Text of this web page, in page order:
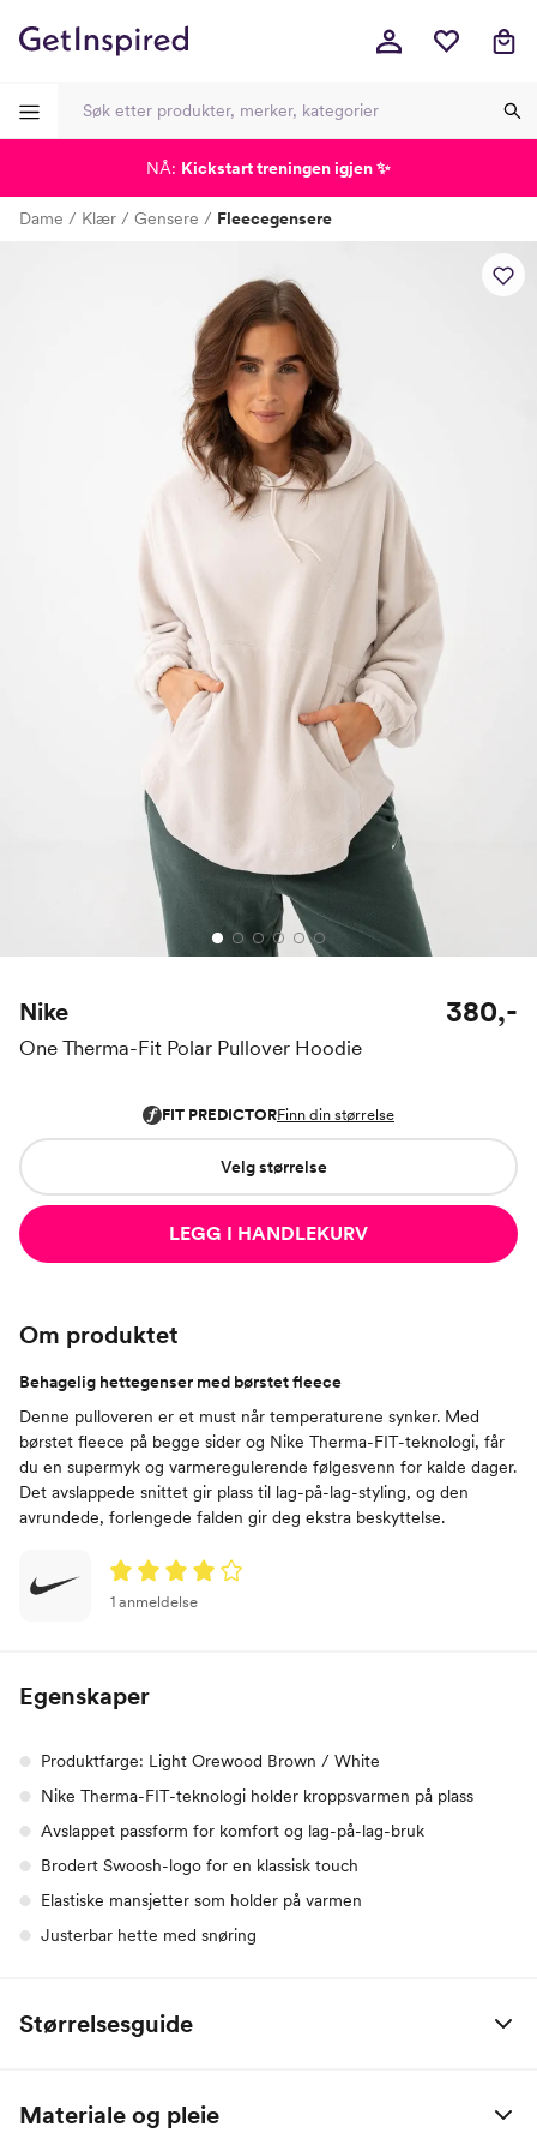
Dame Klær Gensere Fleecegensere
Nike
One Therma-Fit Polar Pullover Hoodie
380,-
Velg størrelse
LEGG I HANDLEKURV
Om produktet
Behagelig hettegenser med børstet fleece
Denne pulloveren er et must når temperaturene synker. Med
børstet fleece på begge sider og Nike Therma-FIT-teknologi, får
du en supermyk og varmeregulerende følgesvenn for kalde dager.
Det avslappede snittet gir plass til lag-på-lag-styling, og den
avrundede, forlengede falden gir deg ekstra beskyttelse.
1 anmeldelse
Egenskaper
Produktfarge: Light Orewood Brown / White
Nike Therma-FIT-teknologi holder kroppsvarmen på plass
Avslappet passform for komfort og lag-på-lag-bruk
Brodert Swoosh-logo for en klassisk touch
Elastiske mansjetter som holder på varmen
Justerbar hette med snøring
Størrelsesguide
Bryst 76-83
Materiale og pleie
NÅ: Kickstart treningen igjen ✨
-
-
-
-